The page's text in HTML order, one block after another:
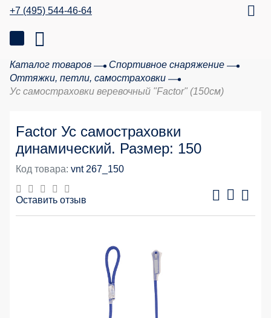
+7 (495) 544-46-64
Каталог товаров
Спортивное снаряжение
Оттяжки, петли, самостраховки
Ус самостраховки веревочный "Factor" (150см)
Factor Ус самостраховки
динамический. Размер: 150
Код товара: vnt 267_150
Оставить отзыв